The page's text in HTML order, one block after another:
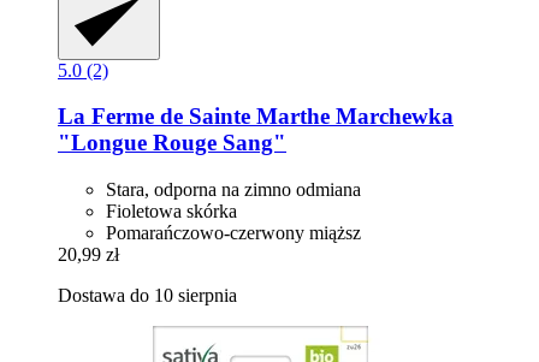
5.0 (2)
La Ferme de Sainte Marthe Marchewka
"Longue Rouge Sang"
Stara, odporna na zimno odmiana
Fioletowa skórka
Pomarańczowo-czerwony miąższ
20,99 zł
Dostawa do 10 sierpnia